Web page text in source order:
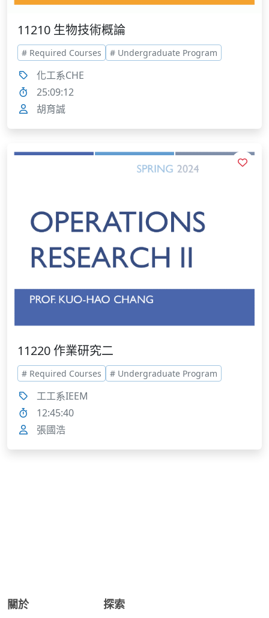
11210 生物技術概論
# Required Courses # Undergraduate Program
化工系CHE
25:09:12
胡育誠
11220 作業研究二
# Required Courses # Undergraduate Program
工工系IEEM
12:45:40
張國浩
關於 探索